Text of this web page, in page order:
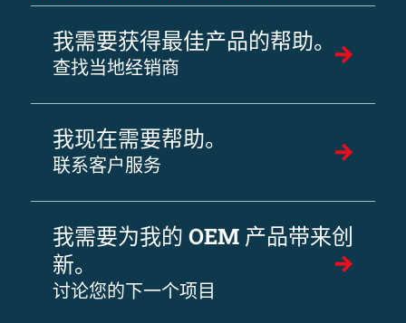
我需要获得最佳产品的帮助。
查找当地经销商
我现在需要帮助。
联系客户服务
我需要为我的 OEM 产品带来创
新。
讨论您的下一个项目